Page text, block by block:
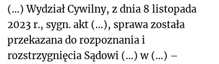
(…) Wydział Cywilny, z dnia 8 listopada
2023 r., sygn. akt (…), sprawa została
przekazana do rozpoznania i
rozstrzygnięcia Sądowi (…) w (…) –